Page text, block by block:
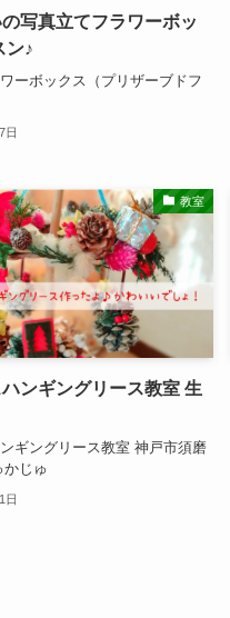
写真立てフラワーボッ
ン♪
ーボックス（プリザーブドフ
日
教室
ンギングリース教室 生
ギングリース教室 神戸市須磨
じゅ
日